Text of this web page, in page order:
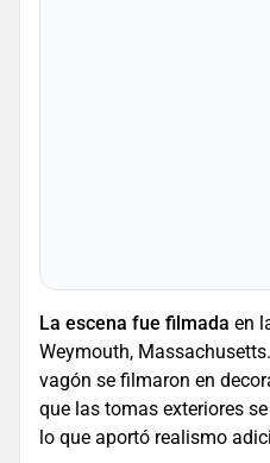
La escena fue filmada en
Weymouth,
vagón se filmaron en
que las tomas exteriores
lo que aportó realismo